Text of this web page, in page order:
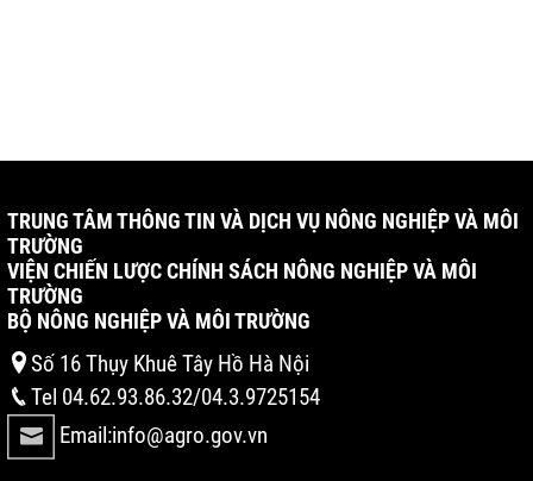
TRUNG TÂM THÔNG TIN VÀ DỊCH VỤ NÔNG NGHIỆP VÀ MÔI
TRƯỜNG
VIỆN CHIẾN LƯỢC CHÍNH SÁCH NÔNG NGHIỆP VÀ MÔI
TRƯỜNG
BỘ NÔNG NGHIỆP VÀ MÔI TRƯỜNG
Số 16 Thụy Khuê Tây Hồ Hà Nội
Tel 04.62.93.86.32/04.3.9725154
Email:info@agro.gov.vn